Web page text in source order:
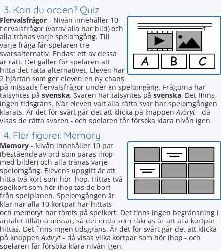
3. Kan du orden? Quiz
Flervalsfrågor - Nivån innehåller 10
flervalsfrågor (varav alla har bild) och
alla tränas varje spelomgång. Till
varje fråga får spelaren tre
svarsalternativ. Endast ett av dessa
är rätt. Det gäller för spelaren att
hitta det rätta alternativet. Eleven har
2 hjärtan som ger eleven en ny chans
på missade flervalsfrågor under en spelomgång. Frågorna har
talsyntes på svenska. Svaren har talsyntes på svenska. Det finns
ingen tidsgräns. När eleven valt alla rätta svar har spelomgången
klarats. Är det för svårt går det att klicka på knappenAvbryt - då
visas de rätta svaren - och spelaren får försöka klara nivån igen.
4. Fler figurer. Memory
Memory - Nivån innehåller 10 par
(bestående av ord som paras ihop
med bilder) och alla tränas varje
spelomgång. Elevens uppgift är att
hitta två kort som hör ihop. Hittas två
spelkort som hör ihop tas de bort
från spelplanen. Spelomgången är
klar när alla 10 kortpar har hittats
och memoryt har tömts på spelkort. Det finns ingen begränsning i
antalet tillåtna missar, så det enda som räknas är att alla kortpar
hittas. Det finns ingen tidsgräns. Är det för svårt går det att klicka
på knappenAvbryt - då visas vilka kortpar som hör ihop - och
spelaren får försöka klara nivån igen.